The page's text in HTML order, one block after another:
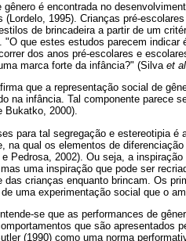
gênero é encontrada no
(Lordelo, 1995). Crianças pré-
de brincadeira a partir de um
"O que estes estudos parecem
dos anos pré-escolares e
marca forte da infância?" (Silva et al
que a representação social de
na infância. Tal componente parece
Bukatko, 2000).
para tal segregação e estereotipia
na qual os elementos de
Pedrosa, 2002). Ou seja, a
uma inspiração que pode ser
das crianças enquanto brincam. Os
uma experimentação social que o
se que as performances de
que são apresentados
(1990) como uma norma